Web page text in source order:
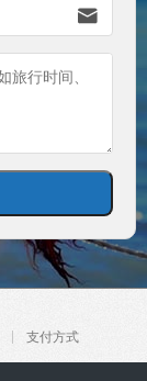

支付方式